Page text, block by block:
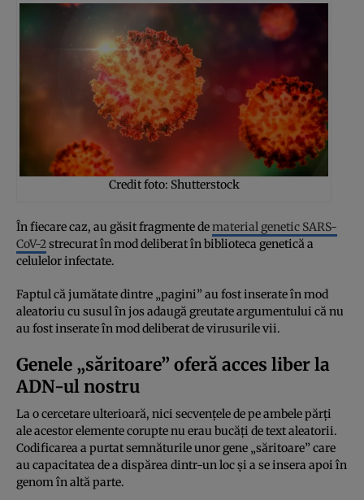
Credit foto: Shutterstock
În fiecare caz, au găsit fragmente dematerial genetic SARS-
CoV-2strecurat în mod deliberat în biblioteca genetică a
celulelor infectate.
Faptul că jumătate dintre „pagini” au fost inserate în mod
aleatoriu cu susul în jos adaugă greutate argumentului că nu
au fost inserate în mod deliberat de virusurile vii.
Genele „săritoare” oferă acces liber la
ADN-ul nostru
La o cercetare ulterioară, nici secvențele de pe ambele părți
ale acestor elemente corupte nu erau bucăți de text aleatorii.
Codificarea a purtat semnăturile unor gene „săritoare” care
au capacitatea de a dispărea dintr-un loc și a se insera apoi în
genom în altă parte.